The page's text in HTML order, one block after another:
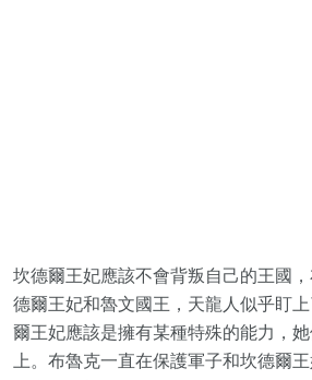
坎德爾王妃應該不會背叛自己的王國
德爾王妃和魯文國王，天龍人似乎盯
爾王妃應該是擁有某種特殊的能力，
上。布魯克一直在保護軍子和坎德爾